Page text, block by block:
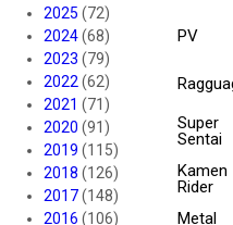
2025 (72)
2024(68)
2023 (79)
2022 (62)
2021 (71)
2020 (91)
2019 (115)
2018 (126)
2017(148)
2016 (106)
PV
Super
Sentai
Kamen
Rider
Metal